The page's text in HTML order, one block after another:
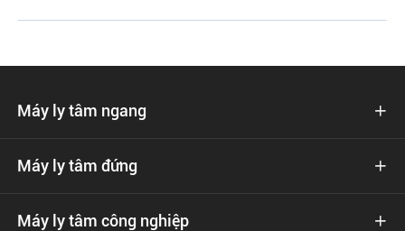
Máy ly tâm ngang 
Máy ly tâm đứng 
Máy ly tâm công nghiệp 